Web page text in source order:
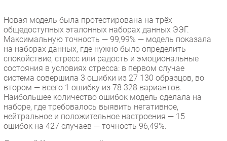
Web
Безопасность
Инновации
CIO/Управление ИТ
Гаджеты
Здоровье
РАЗДЕЛЫ
Новая модель была протестирована на трёх
общедоступных эталонных наборах данных ЭЭГ.
Максимальную точность — 99,99% — модель показала
на наборах данных, где нужно было определить
спокойствие, стресс или радость и эмоциональные
состояния в условиях стресса: в первом случае
система совершила 3 ошибки из 27 130 образцов, во
втором — всего 1 ошибку из 78 328 вариантов.
Наибольшее количество ошибок модель сделала на
наборе, где требовалось выявить негативное,
нейтральное и положительное настроения — 15
ошибок на 427 случаев — точность 96,49%.